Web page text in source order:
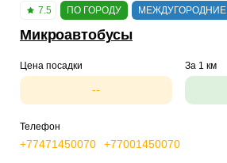
7.5 ПО ГОРОДУ МЕЖДУГОРОДНИЕ
Микроавтобусы
Цена посадки
--
За 1 км
Телефон
+77471450070 +77001450070